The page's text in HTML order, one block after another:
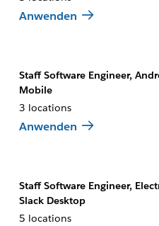
Anwenden
Staff Software Engineer,
Mobile
3 locations
Anwenden
Staff Software Engineer,
Slack Desktop
5 locations